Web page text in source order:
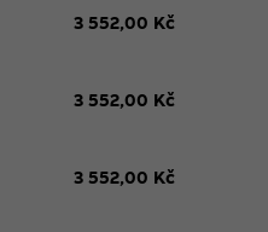
3 552,00 Kč
3 552,00 Kč
3 552,00 Kč